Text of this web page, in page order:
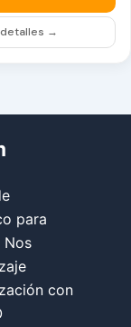
detalles →
para
Nos
con